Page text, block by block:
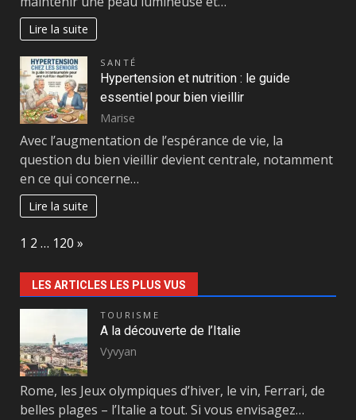
Lire la suite
SANTÉ
Hypertension et nutrition : le guide
essentiel pour bien vieillir
Marise
Avec l’augmentation de l’espérance de vie, la
question du bien vieillir devient centrale, notamment
en ce qui concerne…
Lire la suite
Page:
1 2 … 120 Next
»
LES ARTICLES LES PLUS VUS
TOURISME
A la découverte de l’Italie
Vyvyan
Rome, les Jeux olympiques d’hiver, le vin, Ferrari, de
belles plages – l’Italie a tout. Si vous envisagez…